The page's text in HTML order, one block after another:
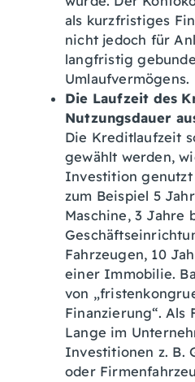
als kurzfristiges
nicht jedoch für
langfristig
Umlaufvermögens.
Die Laufzeit des
Nutzungsdauer
Die Kreditlaufzeit
gewählt werden,
Investition genutzt
zum Beispiel 5
Maschine, 3 Jahre
Fahrzeugen, 10
einer Immobilie.
von
Finanzierung“. Als
Lange im
Investitionen z. B.
oder